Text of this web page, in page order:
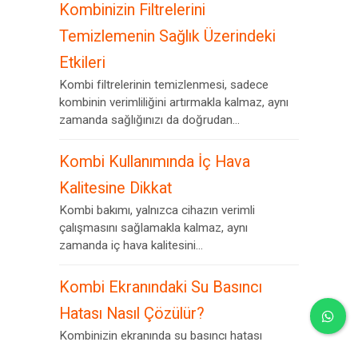
Kombinizin Filtrelerini
Temizlemenin Sağlık Üzerindeki
Etkileri
Kombi filtrelerinin temizlenmesi, sadece
kombinin verimliliğini artırmakla kalmaz, aynı
zamanda sağlığınızı da doğrudan...
Kombi Kullanımında İç Hava
Kalitesine Dikkat
Kombi bakımı, yalnızca cihazın verimli
çalışmasını sağlamakla kalmaz, aynı
zamanda iç hava kalitesini...
Kombi Ekranındaki Su Basıncı
Hatası Nasıl Çözülür?
Kombinizin ekranında su basıncı hatası